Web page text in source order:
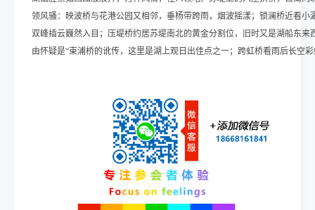
领风骚：映波桥与花港公园又相邻，垂杨带跨雨，烟波摇漾；锁澜桥近看小
双峰插云巍然入目；压堤桥约居苏堤南北的黄金分割位，旧时又是湖船东来
由怀疑是“束浦桥的讹传，这里是湖上观日出佳点之一；跨虹桥看雨后长空